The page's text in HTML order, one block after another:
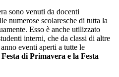
sono venuti da docenti
numerose scolaresche di tutta la
Esso è anche utilizzato
interni, che da classi di altre
eventi aperti a tutte le
Festa di Primavera e la Festa